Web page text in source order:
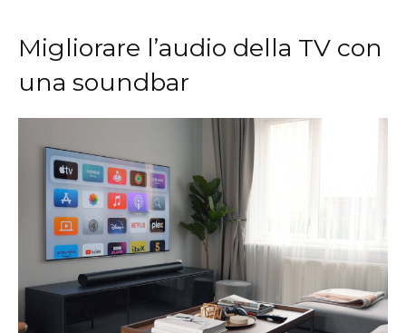
Migliorare l’audio della TV con
una soundbar